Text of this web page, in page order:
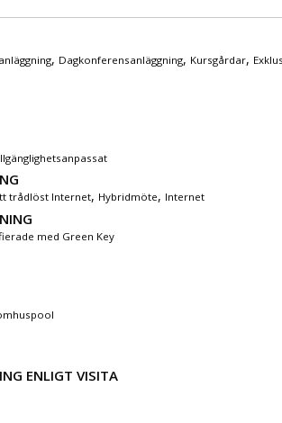
, Dagkonferensanläggning, Kursgårdar,
trådlöst Internet, Hybridmöte, Internet
med Green Key
ENLIGT VISITA